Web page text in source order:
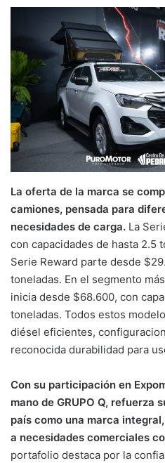
La oferta de la marca se
camiones, pensada para
necesidades de carga. La
con capacidades de hasta 2.5
Serie Reward parte desde
toneladas. En el segmento
inicia desde $68.600, con
toneladas. Todos estos
diésel eficientes,
reconocida durabilidad para
Con su participación en
mano de GRUPO Q, refuerza
país como una marca
a necesidades comerciales
portafolio destaca por la